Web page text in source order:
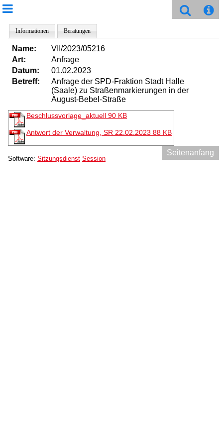
Informationen Beratungen
Name:
VII/2023/05216
Art:
Anfrage
Datum:
01.02.2023
Betreff:
Anfrage der SPD-Fraktion Stadt Halle
(Saale) zu Straßenmarkierungen in der
August-Bebel-Straße
Beschlussvorlage_aktuell 90 KB
Antwort der Verwaltung, SR 22.02.2023 88 KB
Seitenanfang
Software: Sitzungsdienst Session